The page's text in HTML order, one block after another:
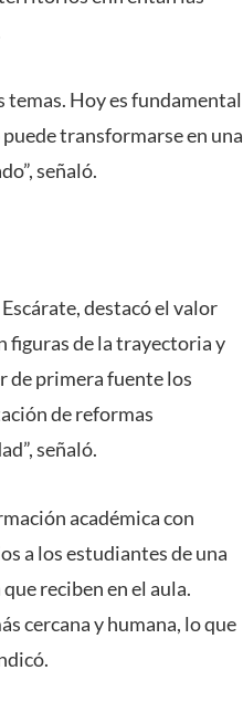
temas. Hoy es fundamental
transformarse en una
señaló.
destacó el valor
figuras de la trayectoria y
de primera fuente los
de reformas
señaló.
académica con
a los estudiantes de una
reciben en el aula.
cercana y humana, lo que